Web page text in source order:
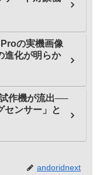
の実機画像
進化が明らか
作機が流出──
センサー」と
andoridnext